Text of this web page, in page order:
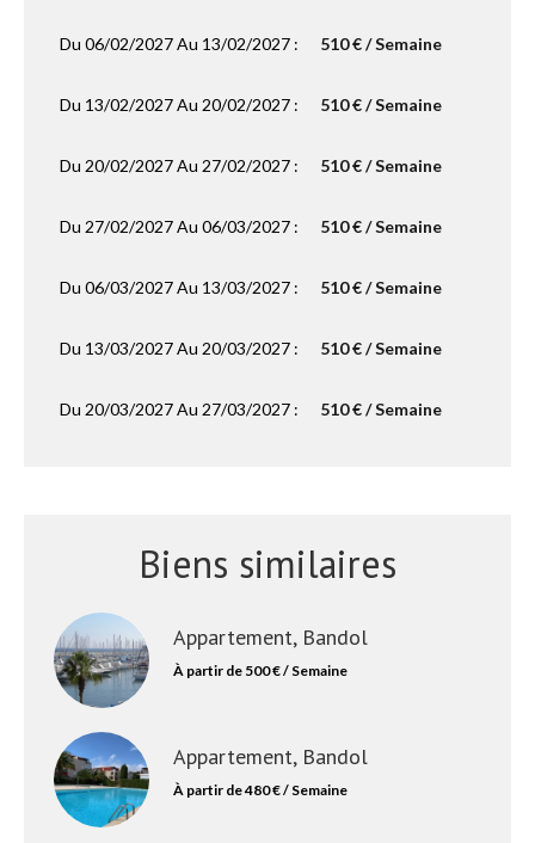
Du 06/02/2027 Au 13/02/2027 : 510 € / Semaine
Du 13/02/2027 Au 20/02/2027 : 510 € / Semaine
Du 20/02/2027 Au 27/02/2027 : 510 € / Semaine
Du 27/02/2027 Au 06/03/2027 : 510 € / Semaine
Du 06/03/2027 Au 13/03/2027 : 510 € / Semaine
Du 13/03/2027 Au 20/03/2027 : 510 € / Semaine
Du 20/03/2027 Au 27/03/2027 : 510 € / Semaine
Biens similaires
Appartement, Bandol
À partir de 500 € / Semaine
Appartement, Bandol
À partir de 480 € / Semaine